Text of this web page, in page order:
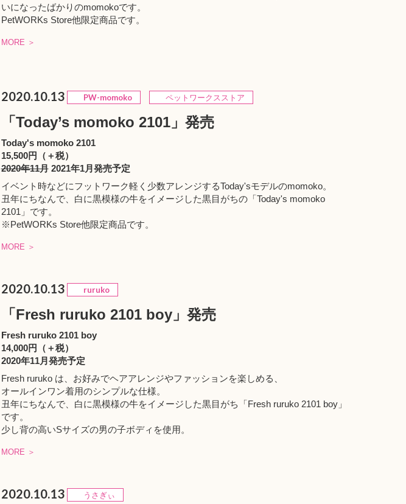
いになったばかりのmomokoです。
PetWORKs Store他限定商品です。
MORE ＞
2020.10.13 PW-momoko ペットワークスストア
「Today’s momoko 2101」発売
Today's momoko 2101
15,500円（＋税）
2020年11月2021年1月発売予定
イベント時などにフットワーク軽く少数アレンジするToday'sモデルのmomoko。
丑年にちなんで、白に黒模様の牛をイメージした黒目がちの「Today's momoko
2101」です。
※PetWORKs Store他限定商品です。
MORE ＞
2020.10.13 ruruko
「Fresh ruruko 2101 boy」発売
Fresh ruruko 2101 boy
14,000円（＋税）
2020年11月発売予定
Fresh ruruko は、お好みでヘアアレンジやファッションを楽しめる、
オールインワン着用のシンプルな仕様。
丑年にちなんで、白に黒模様の牛をイメージした黒目がち「Fresh ruruko 2101 boy」
です。
少し背の高いSサイズの男の子ボディを使用。
MORE ＞
2020.10.13 うさぎぃ